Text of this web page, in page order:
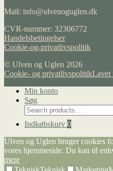
Mail: info@ulvenoguglen.dk
CVR-nummer: 32306772
Handelsbetingelser
Cookie-og-privatlivspolitik
© Ulven og Uglen 2026
Cookie- og privatlivspolitikLavet
Min konto
Søg
Search
for:
Indkøbskurv 0
Ulven og Uglen bruger cookies
vores hjemmeside. Du kan til
mere